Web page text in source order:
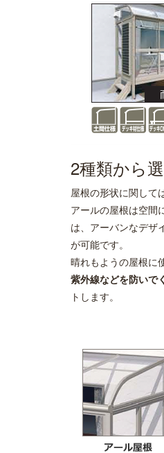
2種類から
屋根の形状に関して
アールの屋根は空間
は、アーバンなデザ
が可能です。
晴れもようの屋根に
紫外線などを防いで
トします。